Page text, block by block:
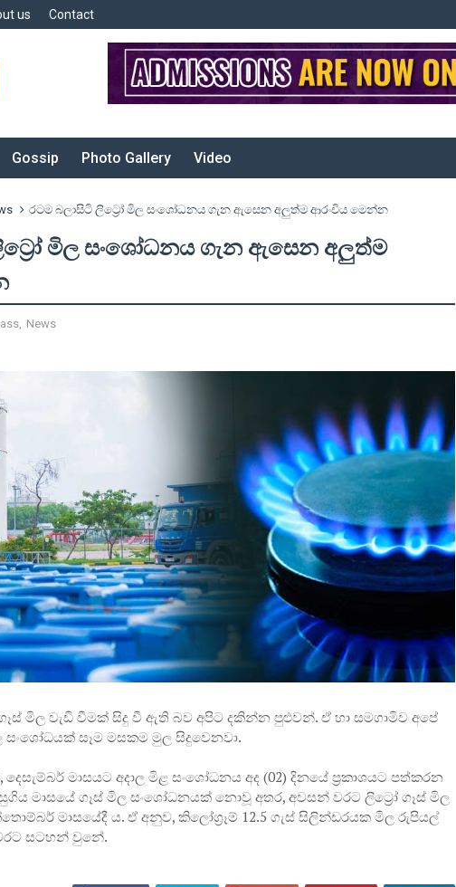
us Contact
Gossip Photo Gallery Video
රටම බලාසිටි ලිට්‍රෝ මිල සංශෝධනය ගැන ඇසෙන අලුත්ම ආරංචිය මෙන්න
මිල සංශෝධනය ගැන ඇසෙන අලුත්ම
, News
මිල වැඩි වීමක් සිදු වී ඇති බව අපිට දකින්න පුළුවන්. ඒ හා සමගාමිව අපේ
සංශෝධයක් සෑම මසකම මුල සිදුවෙනවා.
දෙසැම්බර් මාසයට අදාල මිළ සංශෝධනය අද (02) දිනයේ ප්‍රකාශයට පත්කරන
මාසයේ ගෑස් මිල සංශෝධනයක් නොවූ අතර, අවසන් වරට ලිට්‍රෝ ගෑස් මිල
මාසයේදී ය. ඒ අනුව, කිලෝග්‍රෑම් 12.5 ගැස් සිලින්ඩරයක මිල රුපියල්
සටහන් වුනේ.